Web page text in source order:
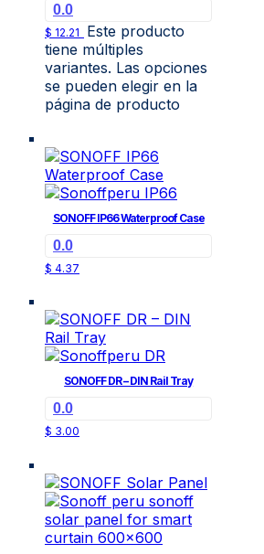
0.0
$ 12.21
Este producto
tiene múltiples
variantes. Las opciones
se pueden elegir en la
página de producto
SONOFF IP66 Waterproof Case
0.0
$ 4.37
SONOFF DR – DIN Rail Tray
0.0
$ 3.00